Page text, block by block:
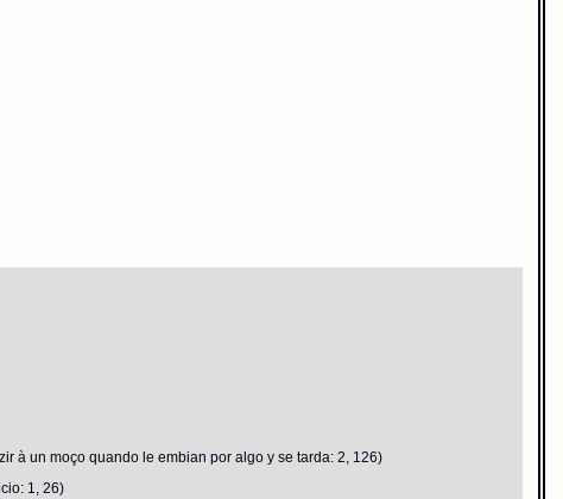
à un moço quando le embian por algo y se tarda: 2, 126)
1, 26)